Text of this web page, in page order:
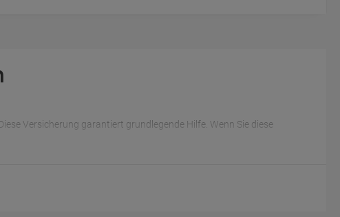
Versicherung garantiert grundlegende Hilfe. Wenn Sie diese